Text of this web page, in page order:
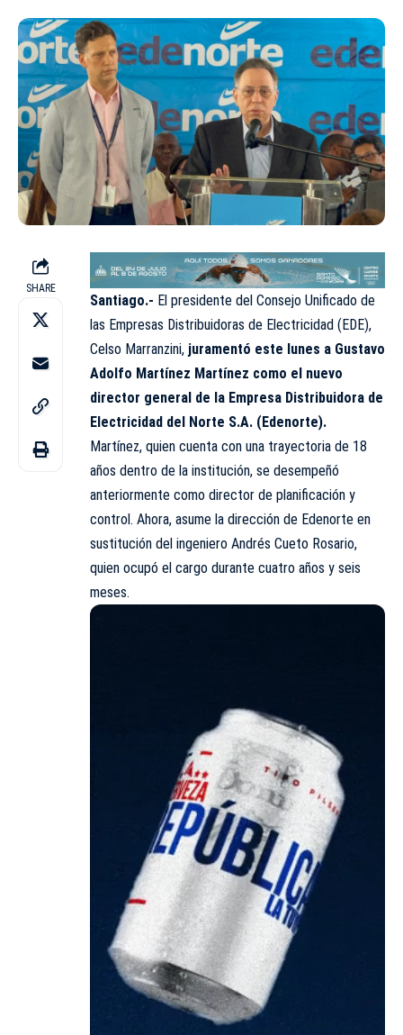
SHARE
Santiago.- El presidente del Consejo Unificado de
las Empresas Distribuidoras de Electricidad (EDE),
Celso Marranzini, juramentó este lunes a Gustavo
Adolfo Martínez Martínez como el nuevo
director general de la Empresa Distribuidora de
Electricidad del Norte S.A. (Edenorte).
Martínez, quien cuenta con una trayectoria de 18
años dentro de la institución, se desempeñó
anteriormente como director de planificación y
control. Ahora, asume la dirección de Edenorte en
sustitución del ingeniero Andrés Cueto Rosario,
quien ocupó el cargo durante cuatro años y seis
meses.